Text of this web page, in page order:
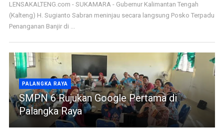
LENSAKALTENG.com - SUKAMARA - Gubernur Kalimantan Tengah
(Kalteng) H. Sugianto Sabran meninjau secara langsung Posko Terpadu
Penanganan Banjir di ...
PALANGKA RAYA
SMPN 6 Rujukan Google Pertama di
Palangka Raya